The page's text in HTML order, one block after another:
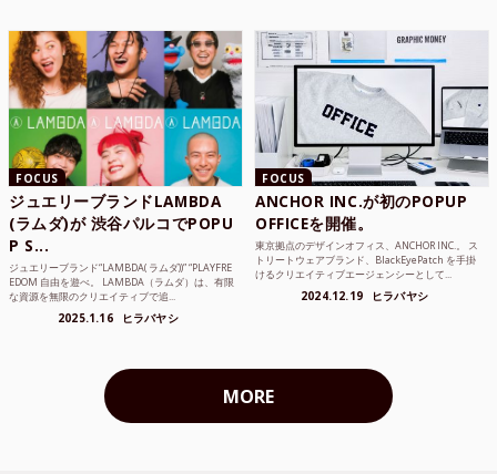
FOCUS
ジュエリーブランドLAMBDA
(ラムダ)が 渋谷パルコでPOPU
P S...
ジュエリーブランド“LAMBDA( ラムダ))” “PLAYFRE
EDOM 自由を遊べ。 LAMBDA（ラムダ）は、有限
な資源を無限のクリエイティブで追...
2025.1.16 ヒラバヤシ
FOCUS
ANCHOR INC.が初のPOPUP
OFFICEを開催。
東京拠点のデザインオフィス、ANCHOR INC.。 ス
トリートウェアブランド、BlackEyePatch を手掛
けるクリエイティブエージェンシーとして...
2024.12.19 ヒラバヤシ
MORE